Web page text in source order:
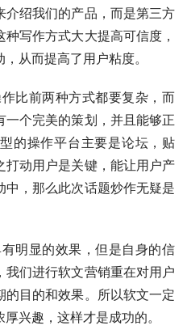
绍我们的产品，而是第三方
写作方式大大提高可信度，
从而提高了用户粘度。
一个完美的策划，并且能够正
的操作平台主要是论坛，贴
动用户是关键，能让用户产
，那么此次话题炒作无疑是
们进行软文营销重在对用户
目的和效果。所以软文一定
兴趣，这样才是成功的。